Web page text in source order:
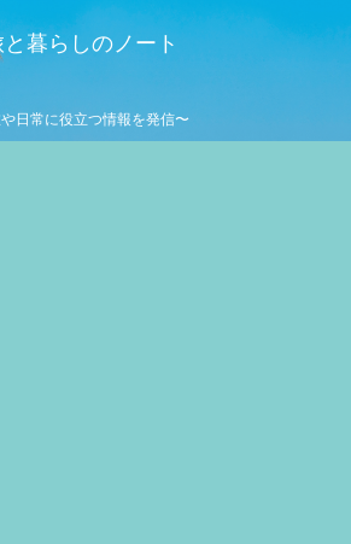
と暮らしのノート
日常に役立つ情報を発信〜